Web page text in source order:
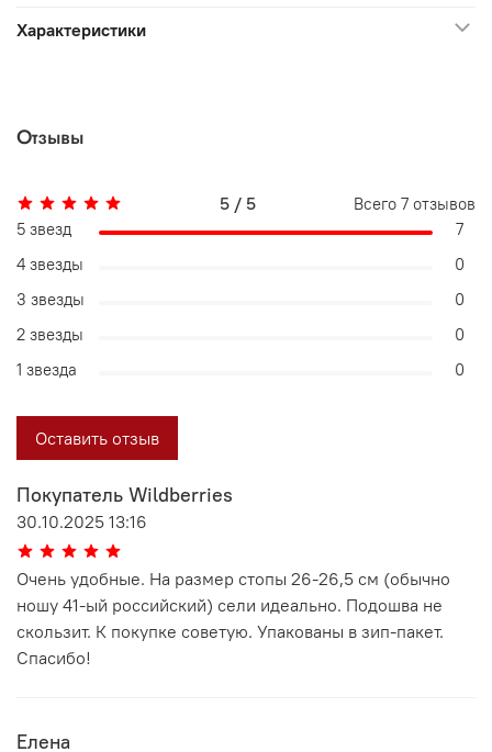
Характеристики
Отзывы
Покупатель Wildberries
30.10.2025 13:16
Очень удобные. На размер стопы 26-26,5 см (обычно
ношу 41-ый российский) сели идеально. Подошва не
скользит. К покупке советую. Упакованы в зип-пакет.
Спасибо!
Елена
5 / 5 Всего 7 отзывов
5 звезд
7
4 звезды
0
3 звезды
0
2 звезды
0
1 звезда
0
Оставить отзыв